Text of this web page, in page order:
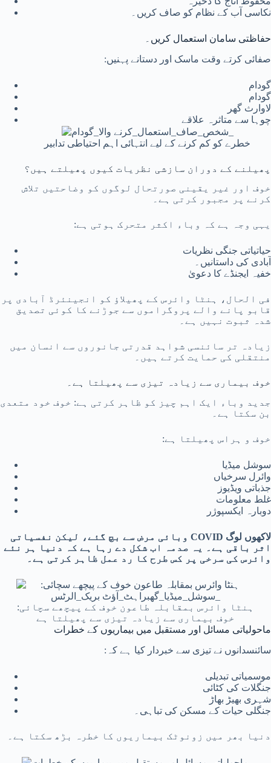
نکاسی آب کے نظام کو صاف کریں۔
حفاظتی سامان استعمال کریں۔
صفائی کرتے وقت ماسک اور دستانے پہنیں:
گودام
گودام
لاوارث گھر
چوہا سے متاثرہ علاقے
خطرے کو کم کرنے کے لیے انتہائی اہم احتیاطی تدابیر
پھیلنے کے دوران سازشی نظریات کیوں پھیلتے ہیں؟
خوف اور غیر یقینی صورتحال لوگوں کو وضاحتیں تلاش
کرنے پر مجبور کرتی ہے۔
یہی وجہ ہے کہ وباء اکثر متحرک ہوتی ہے:
حیاتیاتی جنگی نظریات
آبادی کی داستانیں۔
خفیہ ایجنڈے کا دعویٰ
فی الحال، ہنٹا وائرس کے پھیلاؤ کو انجینئرڈ آبادی پر
قابو پانے والے پروگراموں سے جوڑنے کا کوئی تصدیق
شدہ ثبوت نہیں ہے۔
زیادہ تر سائنسی شواہد قدرتی جانوروں سے انسان میں
منتقلی کی حمایت کرتے ہیں۔
خوف بیماری سے زیادہ تیزی سے پھیلتا ہے۔
جدید وباء ایک اہم چیز کو ظاہر کرتی ہے: خوف خود متعدی
بن سکتا ہے۔
خوف و ہراس پھیلتا ہے:
سوشل میڈیا
وائرل سرخیاں
جذباتی ویڈیوز
غلط معلومات
دوبارہ ایکسپوژر
لاکھوں لوگ COVID وبائی مرض سے بچ گئے، لیکن نفسیاتی
اثر باقی ہے۔ یہ صدمہ اب شکل دے رہا ہے کہ دنیا ہر نئے
وائرس کی سرخی پر کس طرح کا رد عمل ظاہر کرتی ہے۔
ہنٹا وائرس بمقابلہ طاعون خوف کے پیچھے سچائی:
خوف بیماری سے زیادہ تیزی سے پھیلتا ہے
ماحولیاتی مسائل اور مستقبل میں بیماریوں کے خطرات
سائنسدانوں نے تیزی سے خبردار کیا ہے کہ:
موسمیاتی تبدیلی
جنگلات کی کٹائی
شہری بھیڑ بھاڑ
جنگلی حیات کے مسکن کی تباہی۔
دنیا بھر میں زونوٹک بیماریوں کا خطرہ بڑھ سکتا ہے۔